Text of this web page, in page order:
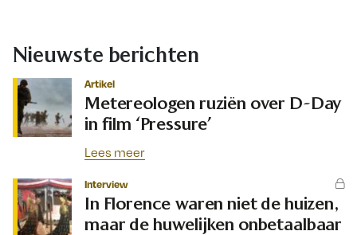
Nieuwste berichten
Artikel
Metereologen ruziën over D-Day
in film ‘Pressure’
Lees meer
Interview
In Florence waren niet de huizen,
maar de huwelijken onbetaalbaar